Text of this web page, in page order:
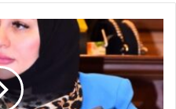
شيرين
صبري:
مصر
بقيادة
الرئيس